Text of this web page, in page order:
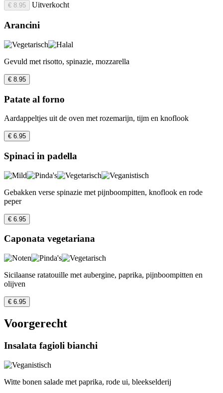
€ 8.95 Uitverkocht
Arancini
Gevuld met risotto, spinazie, mozzarella
€ 8.95
Patate al forno
Aardappeltjes uit de oven met rozemarijn, tijm en knoflook
€ 6.95
Spinaci in padella
Gebakken verse spinazie met pijnboompitten, knoflook en rode
peper
€ 6.95
Caponata vegetariana
Sicilaanse ratatouille met aubergine, paprika, pijnboompitten en
olijven
€ 6.95
Voorgerecht
Insalata fagioli bianchi
Witte bonen salade met paprika, rode ui, bleekselderij